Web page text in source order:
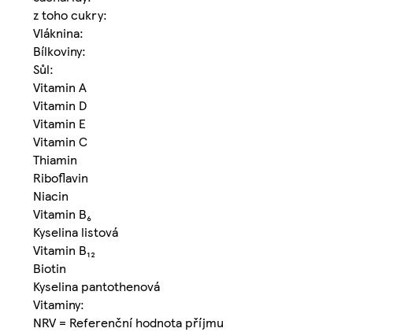
z toho cukry:
Vláknina:
Bílkoviny:
Sůl:
Vitamin A
Vitamin D
Vitamin E
Vitamin C
Thiamin
Riboflavin
Niacin
Vitamin B₆
Kyselina listová
Vitamin B₁₂
Biotin
Kyselina pantothenová
Vitaminy:
NRV = Referenční hodnota příjmu